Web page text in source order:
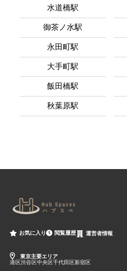
水道橋駅
御茶ノ水駅
永田町駅
大手町駅
飯田橋駅
秋葉原駅
お気に入り 閲覧履歴 運営者情報
東京主要エリア
港区渋谷区中央区千代田区新宿区